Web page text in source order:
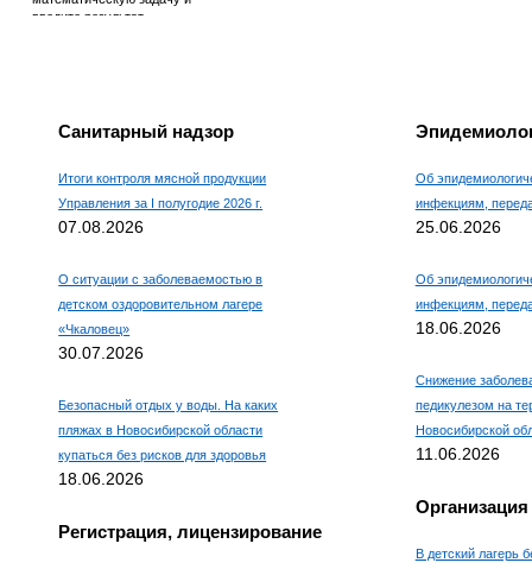
введите результат.
Санитарный надзор
Итоги контроля мясной продукции
Управления за I полугодие 2026 г.
07.08.2026
О ситуации с заболеваемостью в
детском оздоровительном лагере
«Чкаловец»
30.07.2026
Безопасный отдых у воды. На каких
пляжах в Новосибирской области
купаться без рисков для здоровья
18.06.2026
Регистрация, лицензирование
Об
инфекциям,
25.06.2026
Об
инфекциям,
18.06.2026
Снижение
педикулезом на
Новосибирской
11.06.2026
В детский лагерь